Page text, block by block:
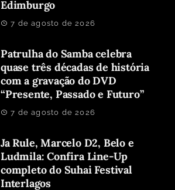
Edimburgo
7 de agosto de 2026
Patrulha do Samba celebra
quase três décadas de história
com a gravação do DVD
“Presente, Passado e Futuro”
7 de agosto de 2026
Ja Rule, Marcelo D2, Belo e
Ludmila: Confira Line-Up
completo do Suhai Festival
Interlagos